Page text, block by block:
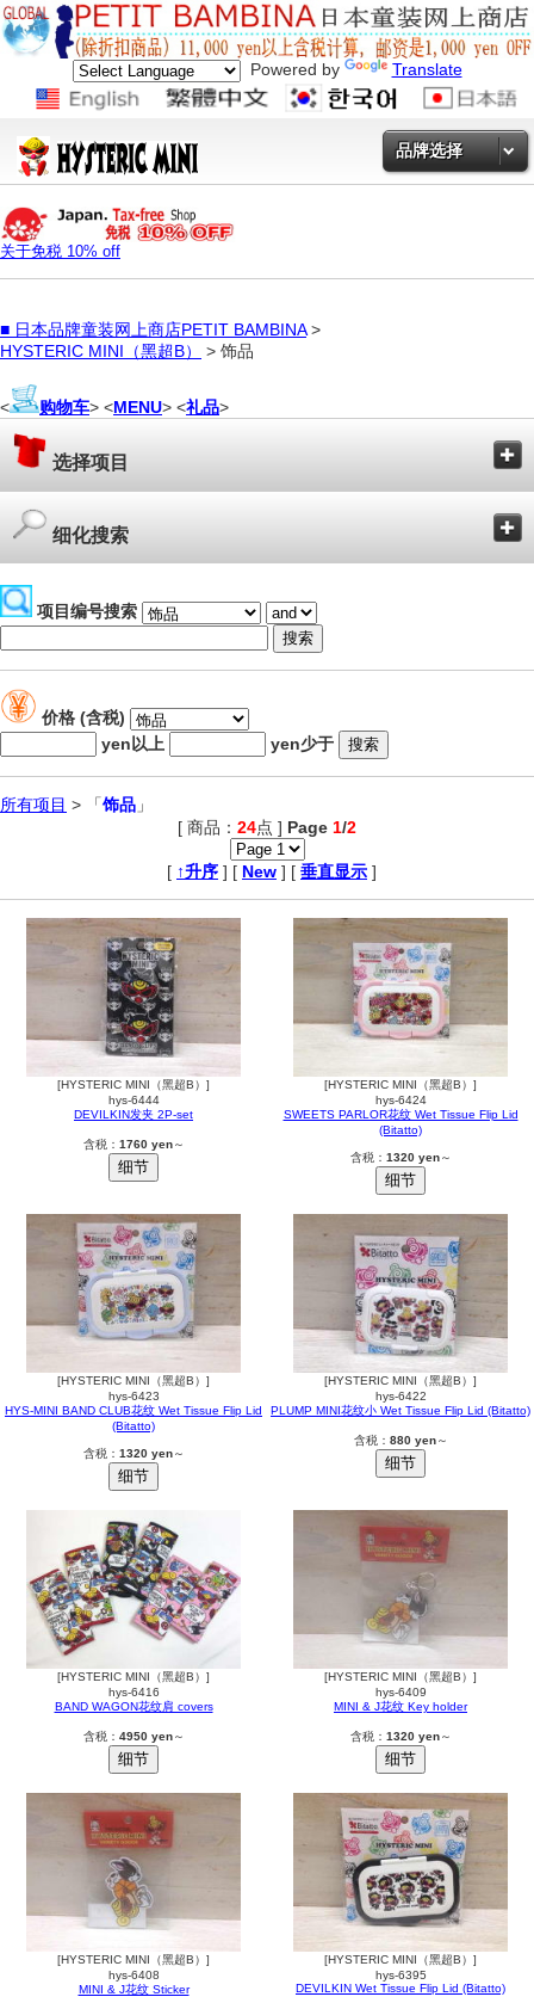
Powered by Translate
品牌选择
关于免税 10% off
■ 日本品牌童装网上商店PETIT BAMBINA>
HYSTERIC MINI（黑超B）
> 饰品
< 购物车> <MENU> <礼品>
选择项目
细化搜索
项目编号搜索
价格 (含税)
yen以上
yen少于
所有项目 > 「饰品 」
[ 商品： 24点 ] Page 1/2
[ ↑升序 ] [ New ] [ 垂直显示 ]
[HYSTERIC MINI（黑超B）]
hys-6444
DEVILKIN发夹 2P-set
含税： 1760 yen～
[HYSTERIC MINI（黑超B）]
hys-6424
SWEETS PARLOR花纹 Wet Tissue Flip Lid
(Bitatto)
含税： 1320 yen～
[HYSTERIC MINI（黑超B）]
hys-6423
HYS-MINI BAND CLUB花纹 Wet Tissue Flip Lid
(Bitatto)
含税： 1320 yen～
[HYSTERIC MINI（黑超B）]
hys-6422
PLUMP MINI花纹小 Wet Tissue Flip Lid (Bitatto)
含税： 880 yen～
[HYSTERIC MINI（黑超B）]
hys-6416
BAND WAGON花纹肩 covers
含税： 4950 yen～
[HYSTERIC MINI（黑超B）]
hys-6409
MINI & J花纹 Key holder
含税： 1320 yen～
[HYSTERIC MINI（黑超B）]
hys-6408
MINI & J花纹 Sticker
[HYSTERIC MINI（黑超B）]
hys-6395
DEVILKIN Wet Tissue Flip Lid (Bitatto)